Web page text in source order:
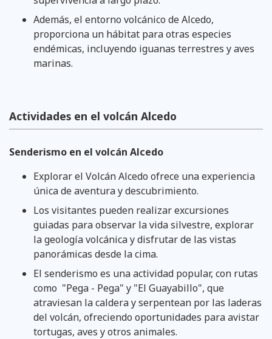
Además, el entorno volcánico de Alcedo,
proporciona un hábitat para otras especies
endémicas, incluyendo iguanas terrestres y aves
marinas.
Actividades en el volcán Alcedo
Senderismo en el volcán Alcedo
Explorar el Volcán Alcedo ofrece una experiencia
única de aventura y descubrimiento.
Los visitantes pueden realizar excursiones
guiadas para observar la vida silvestre, explorar
la geología volcánica y disfrutar de las vistas
panorámicas desde la cima.
El senderismo es una actividad popular, con rutas
como "Pega - Pega" y "El Guayabillo", que
atraviesan la caldera y serpentean por las laderas
del volcán, ofreciendo oportunidades para avistar
tortugas, aves y otros animales.